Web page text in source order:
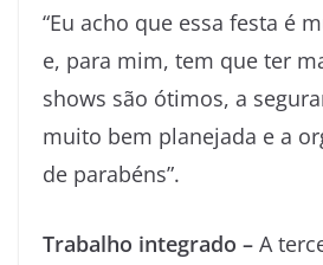
“Eu acho que essa festa é
e, para mim, tem que ter
shows são ótimos, a
muito bem planejada e a
de parabéns”.
Trabalho integrado – A